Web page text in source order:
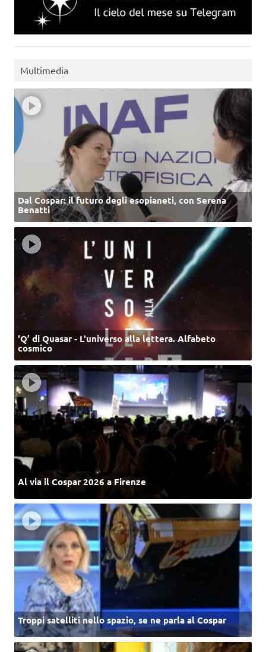
Multimedia
Dal Cospar: il futuro degli esopianeti, con Serena
Benatti
‘Q’ di Quasar - L'universo alla lettera. Alfabeto
cosmico
Al via il Cospar 2026 a Firenze
Troppi satelliti nello spazio, se ne parla al Cospar